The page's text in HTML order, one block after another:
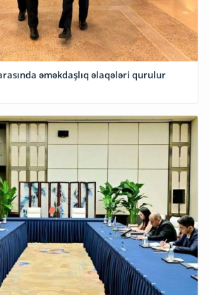
əməkdaşlıq əlaqələri qurulur